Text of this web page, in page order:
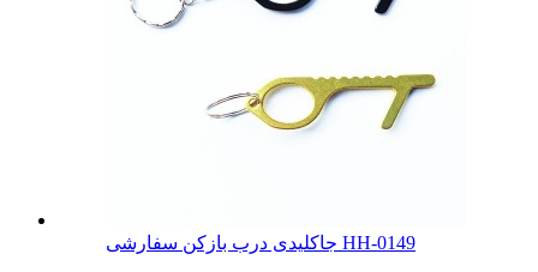
جاکلیدی درب بازکن سفارشی HH-0149